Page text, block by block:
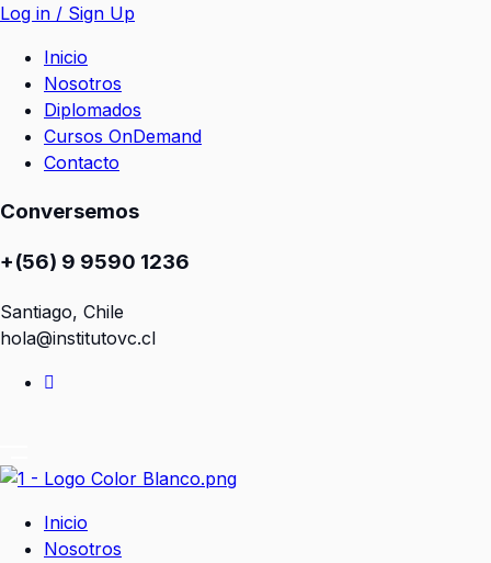
Log in / Sign Up
Inicio
Nosotros
Diplomados
Cursos OnDemand
Contacto
Conversemos
+(56) 9 9590 1236
Santiago, Chile
hola@institutovc.cl
Inicio
Nosotros